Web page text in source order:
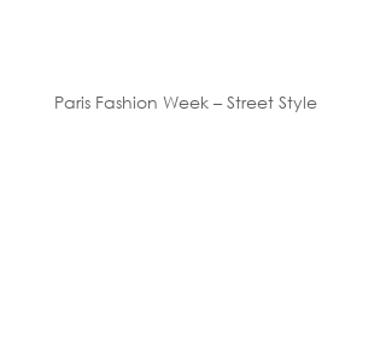
Paris Fashion Week – Street Style